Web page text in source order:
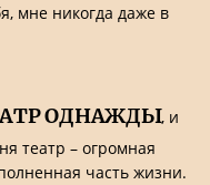
мне никогда даже в
ОДНАЖДЫ, и
театр – огромная
часть жизни.